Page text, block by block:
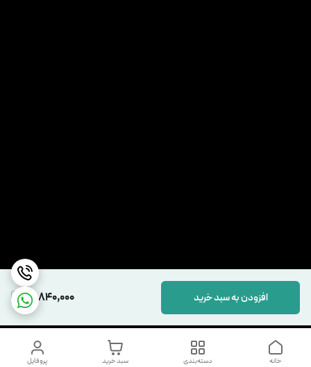
15,840,000 افزودن به سبد خرید
پروفایل سبد خرید دسته‌بندی خانه